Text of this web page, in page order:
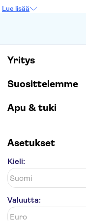
Keukenhof
Lue lisää
Yritys
Suosittelemme
Apu & tuki
Asetukset
Kieli:
Valuutta: